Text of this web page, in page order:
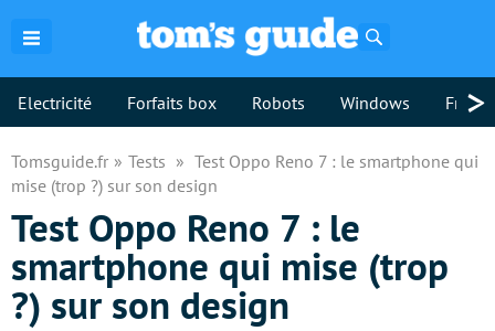
Electricité Forfaits box Robots Windows >
Tomsguide.fr Tests
Test Oppo Reno 7 : le smartphone qui
mise (trop ?) sur son design
Test Oppo Reno 7 : le
smartphone qui mise (trop
?) sur son design